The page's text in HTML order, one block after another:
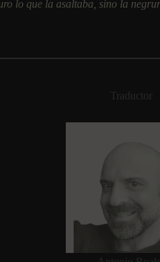
lo que la asaltaba, sino la
Traductor